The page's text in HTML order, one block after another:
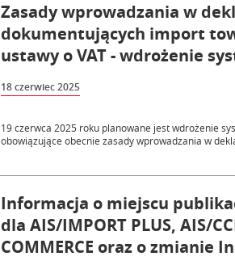
Zasady wprowadzania w
dokumentujących import
ustawy o VAT - wdrożenie
18 czerwiec 2025
19 czerwca 2025 roku planowane jest wdrożenie
obowiązujące obecnie zasady wprowadzania w
Informacja o miejscu
dla AIS/IMPORT PLUS, AIS/
COMMERCE oraz o zmianie